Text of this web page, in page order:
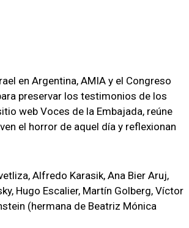
en Argentina, AMIA y el Congreso
preservar los testimonios de los
web Voces de la Embajada, reúne
el horror de aquel día y reflexionan
Alfredo Karasik, Ana Bier Aruj,
Hugo Escalier, Martín Golberg, Víctor
(hermana de Beatriz Mónica